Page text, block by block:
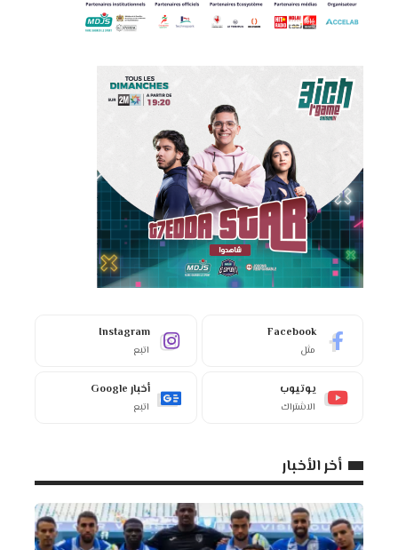
Facebook
مثل
Instagram
اتبع
يوتيوب
الاشتراك
أخبار Google
اتبع
أخر الأخبار